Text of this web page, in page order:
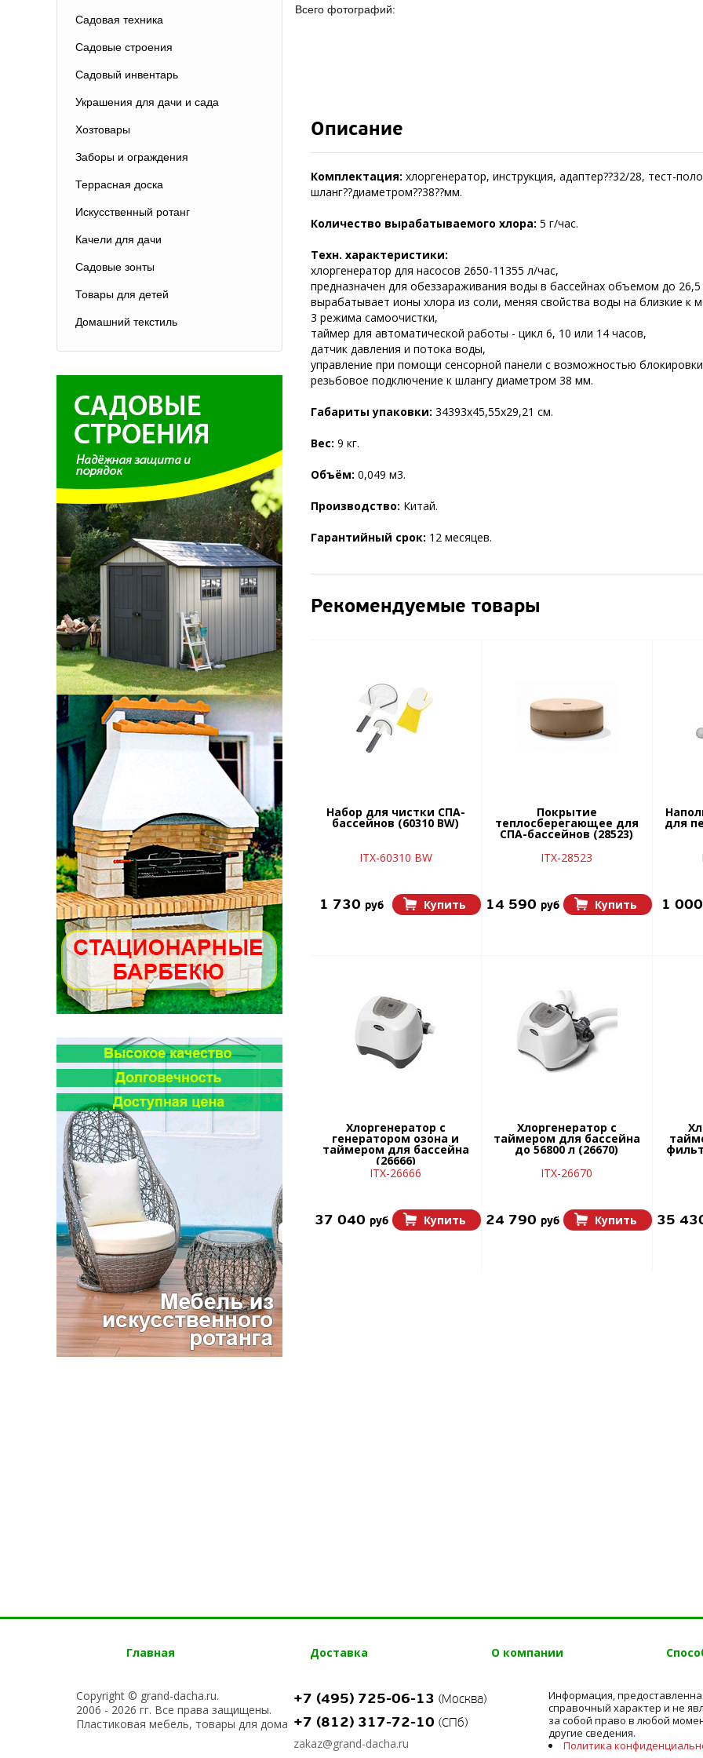
Садовая техника
Садовые строения
Садовый инвентарь
Украшения для дачи и сада
Хозтовары
Заборы и ограждения
Террасная доска
Искусственный ротанг
Качели для дачи
Садовые зонты
Товары для детей
Домашний текстиль
Всего фотографий:
Описание
Комплектация: хлоргенератор, инструкция, адаптер??32/28, тест-
шланг??диаметром??38??мм.
Количество вырабатываемого хлора: 5 г/час.
Техн. характеристики:
хлоргенератор для насосов 2650-11355 л/час,
предназначен для обеззараживания воды в бассейнах объемом до
вырабатывает ионы хлора из соли, меняя свойства воды на близкие к
3 режима самоочистки,
таймер для автоматической работы - цикл 6, 10 или 14 часов,
датчик давления и потока воды,
управление при помощи сенсорной панели с возможностью
резьбовое подключение к шлангу диаметром 38 мм.
Габариты упаковки: 34393х45,55х29,21 см.
Вес: 9 кг.
Объём: 0,049 м3.
Производство: Китай.
Гарантийный срок: 12 месяцев.
Рекомендуемые товары
Набор для чистки СПА-
бассейнов (60310 BW)
ITX-60310 BW
1 730 руб Купить
Покрытие
теплосберегающее для
СПА-бассейнов (28523)
ITX-28523
14 590 руб Купить
для
1
Хлоргенератор с
генератором озона и
таймером для бассейна
(26666)
ITX-26666
37 040 руб Купить
Хлоргенератор с
таймером для бассейна
до 56800 л (26670)
ITX-26670
24 790 руб Купить 35
Главная Доставка О компании
Copyright © grand-dacha.ru.
2006 - 2026 гг. Все права защищены.
Пластиковая мебель, товары для дома
+7 (495) 725-06-13 (Москва)
+7 (812) 317-72-10 (СПб)
zakaz@grand-dacha.ru
Информация,
справочный характер и не
за собой право в любой
другие сведения.
Политика